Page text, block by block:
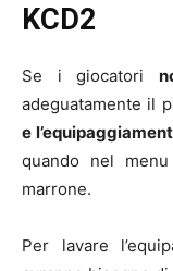
KCD2
Se i giocatori
adeguatamente il
e
quando nel
marrone.
Per lavare